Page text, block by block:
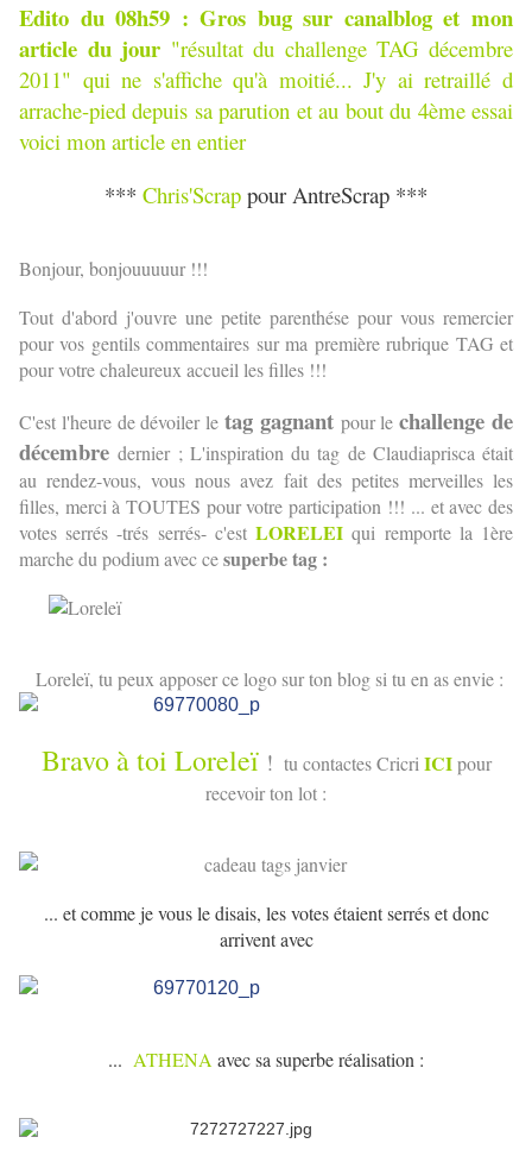
Edito du 08h59 : Gros bug sur canalblog et mon
article du jour "résultat du challenge TAG décembre
2011" qui ne s'affiche qu'à moitié... J'y ai retraillé d
arrache-pied depuis sa parution et au bout du 4ème essai
voici mon article en entier
*** Chris'Scrap pour AntreScrap ***
Bonjour, bonjouuuuur !!!
Tout d'abord j'ouvre une petite parenthése pour vous remercier
pour vos gentils commentaires sur ma première rubrique TAG et
pour votre chaleureux accueil les filles !!!
C'est l'heure de dévoiler le tag gagnant pour lechallenge de
décembredernier ; L'inspiration du tag de Claudiaprisca était
au rendez-vous, vous nous avez fait des petites merveilles les
filles, merci à TOUTES pour votre participation !!! ... et avec des
votes serrés -trés serrés- c'estLORELEIqui remporte la 1ère
marche du podium avec cesuperbe tag :
Loreleï, tu peux apposer ce logo sur ton blog si tu en as envie :
Bravo à toi Loreleï ! tu contactes CricriICIpour
recevoir ton lot :
... et comme je vous le disais, les votes étaient serrés et donc
arrivent avec
... ATHENA avec sa superbe réalisation :